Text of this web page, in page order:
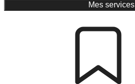
Mes services